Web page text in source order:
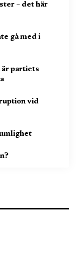
– det här
gå med i
är partiets
vid